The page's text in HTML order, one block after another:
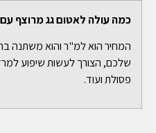
כמה עולה לאטום גג מרוצף
המחיר הוא למ"ר והוא משתנה
שלכם, הצורך לעשות שיפוע
פסולת ועוד.